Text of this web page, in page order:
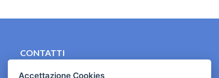
CONTATTI
Accettazione Cookies